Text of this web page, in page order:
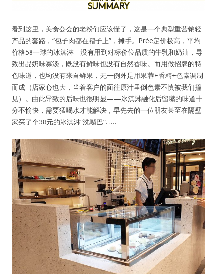
密码
忘记密码?
记住我的登录状态
看到这里，美食公会的老粉们应该懂了，这是一个典型重营销轻
产品的套路，“包子肉都在褶子上”，摊手。Prée定价极高，平均
价格58一球的冰淇淋，没有用到对标价位品质的牛乳和奶油，导
致出品奶味寡淡，既没有鲜味也没有自然香味。而用做招牌的特
色味道，也均没有来自鲜果，无一例外是用果蓉+香精+色素调制
而成（店家心也大，当着客户的面往原汁里倒色素不慎被我们撞
见）。由此导致的后味也很明显——冰淇淋融化后留嘴的味道十
分不愉快，需要猛喝水才能解决，早先去的一位朋友甚至在隔壁
家买了个38元的冰淇淋“洗嘴巴”……